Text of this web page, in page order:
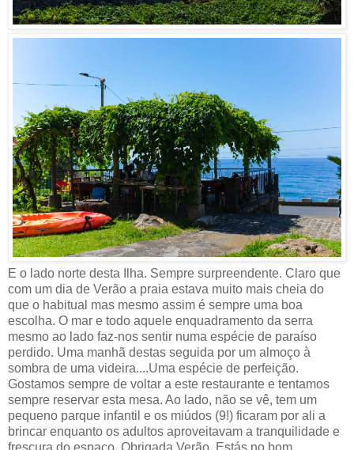
E o lado norte desta Ilha. Sempre surpreendente. Claro que
com um dia de Verão a praia estava muito mais cheia do
que o habitual mas mesmo assim é sempre uma boa
escolha. O mar e todo aquele enquadramento da serra
mesmo ao lado faz-nos sentir numa espécie de paraíso
perdido. Uma manhã destas seguida por um almoço à
sombra de uma videira....Uma espécie de perfeição.
Gostamos sempre de voltar a este restaurante e tentamos
sempre reservar esta mesa. Ao lado, não se vê, tem um
pequeno parque infantil e os miúdos (9!) ficaram por ali a
brincar enquanto os adultos aproveitavam a tranquilidade e
frescura do espaço. Obrigada Verão. Estás no bom